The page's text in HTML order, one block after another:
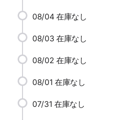
08/04 在庫なし
08/03 在庫なし
08/02 在庫なし
08/01 在庫なし
07/31 在庫なし